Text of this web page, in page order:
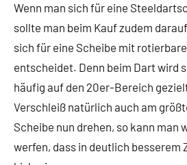
Wenn man sich für eine
sollte man beim Kauf zudem
sich für eine Scheibe mit
entscheidet. Denn beim Dart wird
häufig auf den 20er-Bereich
Verschleiß natürlich auch am
Scheibe nun drehen, so kann man
werfen, dass in deutlich besserem